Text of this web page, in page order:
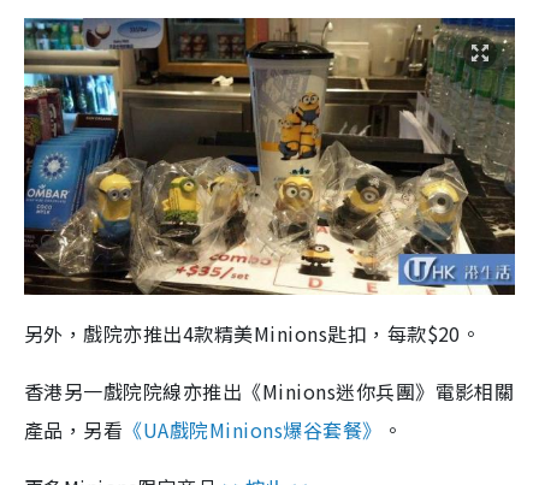
另外，戲院亦推出4款精美Minions匙扣，每款$20。
香港另一戲院院線亦推出《Minions迷你兵團》電影相關
產品，另看 《UA戲院Minions爆谷套餐》
。